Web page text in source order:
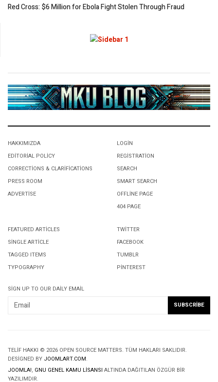
Red Cross: $6 Million for Ebola Fight Stolen Through Fraud
HAKKIMIZDA
EDITORIAL POLICY
CORRECTIONS & CLARIFICATIONS
PRESS ROOM
ADVERTISE
LOGIN
REGISTRATION
SEARCH
SMART SEARCH
OFFLINE PAGE
404 PAGE
FEATURED ARTICLES
SINGLE ARTICLE
TAGGED ITEMS
TYPOGRAPHY
TWITTER
FACEBOOK
TUMBLR
PINTEREST
SIGN UP TO OUR DAILY EMAIL
TELIF HAKKI © 2026 OPEN SOURCE MATTERS. TÜM HAKLARI SAKLIDIR.
DESIGNED BY JOOMLART.COM.
JOOMLA!, GNU GENEL KAMU LISANSI ALTINDA DAĞITILAN ÖZGÜR BIR
YAZILIMDIR.